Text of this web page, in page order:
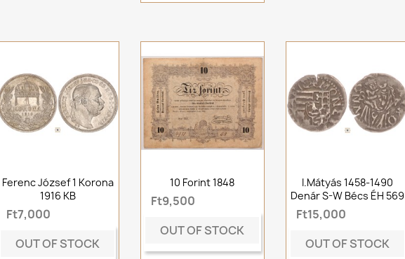
Ferenc József 1 Korona
1916 KB
Ft7,000
OUT OF STOCK
10 Forint 1848
Ft9,500
OUT OF STOCK
I.Mátyás 1458-1490
Denár S-W Bécs ÉH 569
Ft15,000
OUT OF STOCK